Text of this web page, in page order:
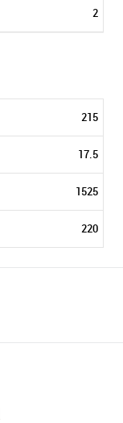
2
215
17.5
1525
220